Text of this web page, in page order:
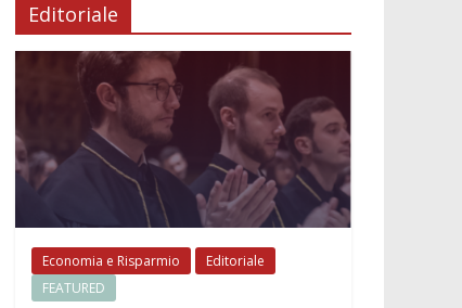
Editoriale
Economia e Risparmio
Editoriale
FEATURED